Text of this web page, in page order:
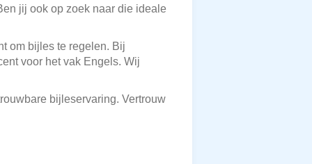
jij ook op zoek naar die ideale
om bijles te regelen. Bij
voor het vak Engels. Wij
bijleservaring. Vertrouw